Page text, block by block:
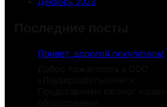
Привет, дорогой покупатель!